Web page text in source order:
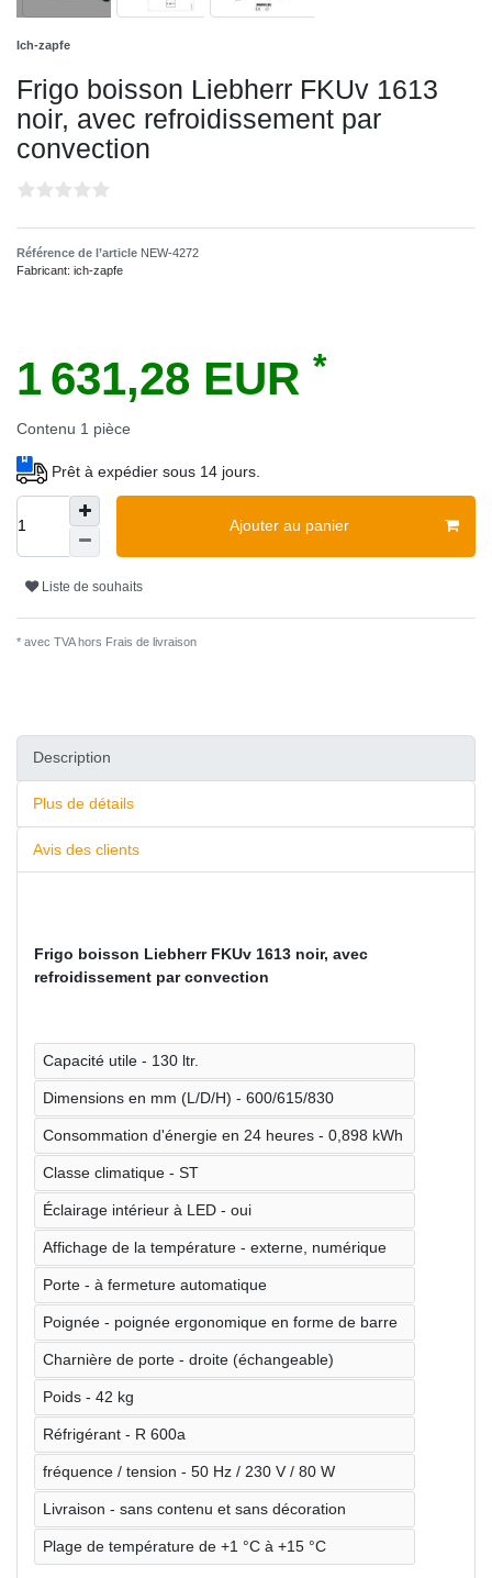
Ich-zapfe
Frigo boisson Liebherr FKUv 1613
noir, avec refroidissement par
convection
Référence de l’article NEW-4272
Fabricant: ich-zapfe
1 631,28 EUR *
Contenu 1 pièce
Prêt à expédier sous 14 jours.
Ajouter au panier
Liste de souhaits
* avec TVA hors Frais de livraison
Description
Plus de détails
Avis des clients
Frigo boisson Liebherr FKUv 1613 noir, avec
refroidissement par convection
Capacité utile - 130 ltr.
Dimensions en mm (L/D/H) - 600/615/830
Consommation d'énergie en 24 heures - 0,898 kWh
Classe climatique - ST
Éclairage intérieur à LED - oui
Affichage de la température - externe, numérique
Porte - à fermeture automatique
Poignée - poignée ergonomique en forme de barre
Charnière de porte - droite (échangeable)
Poids - 42 kg
Réfrigérant - R 600a
fréquence / tension - 50 Hz / 230 V / 80 W
Livraison - sans contenu et sans décoration
Plage de température de +1 °C à +15 °C